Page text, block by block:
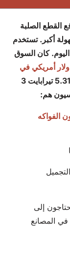
القطع الصلبة
أكبر. تستخدم
كان السوق
دولار أمريكي في
. ويواصل النمو بمعدل سنوي يبلغ 5.31 تيرابايت 3
الفواكه
إلى
المصانع